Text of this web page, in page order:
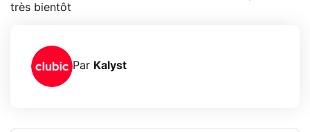
très bientôt
Par Kalyst